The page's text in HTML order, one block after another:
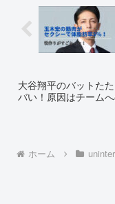
大谷翔平のバットた
バい！原因はチーム
ホーム